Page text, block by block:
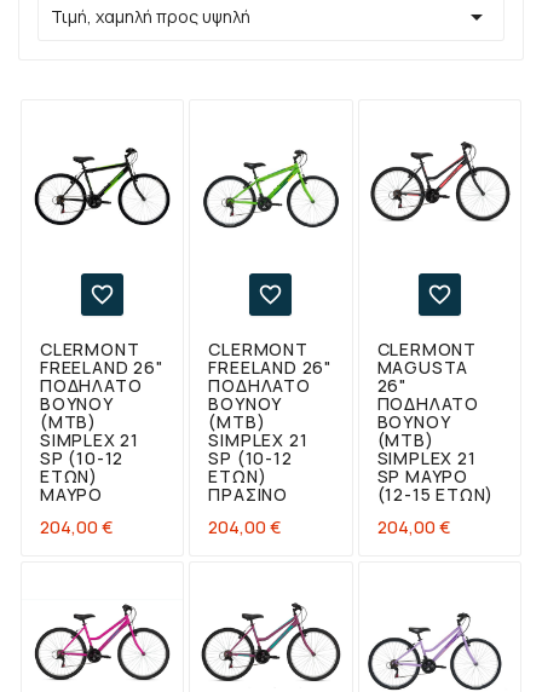
Τιμή, χαμηλή προς υψηλή 

CLERMONT
FREELAND 26"
ΠΟΔΉΛΑΤΟ
ΒΟΥΝΟΎ
(ΜΤΒ)
SIMPLEX 21
SP (10-12
ΕΤΏΝ)
ΜΑΎΡΟ
204,00 €

CLERMONT
FREELAND 26"
ΠΟΔΉΛΑΤΟ
ΒΟΥΝΟΎ
(ΜΤΒ)
SIMPLEX 21
SP (10-12
ΕΤΏΝ)
ΠΡΆΣΙΝΟ
204,00 €

CLERMONT
MAGUSTA
26"
ΠΟΔΉΛΑΤΟ
ΒΟΥΝΟΎ
(MTB)
SIMPLEX 21
SP ΜΑΎΡΟ
(12-15 ΕΤΏΝ)
204,00 €